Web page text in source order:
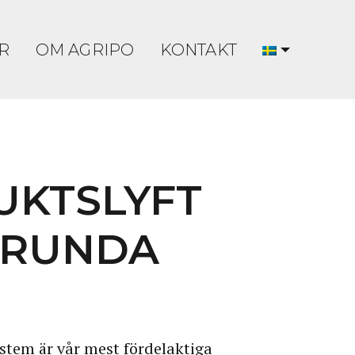
OM AGRIPO KONTAKT
är vår mest fördelaktiga